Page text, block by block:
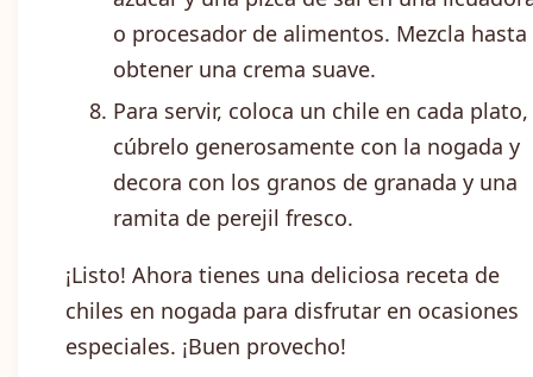
o procesador de alimentos. Mezcla hasta
obtener una crema suave.
Para servir, coloca un chile en cada plato,
cúbrelo generosamente con la nogada y
decora con los granos de granada y una
ramita de perejil fresco.
¡Listo! Ahora tienes una deliciosa receta de
chiles en nogada para disfrutar en ocasiones
especiales. ¡Buen provecho!